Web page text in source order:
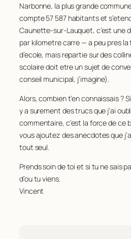
Narbonne, la plus grande
compte 57 587 habitants et
Caunette-sur-Lauquet, c’est une
par kilometre carre — a peu pres la
d’ecole, mais repartie sur des
scolaire doit etre un sujet de
conseil municipal, j’imagine).
Alors, combien t’en connaissais ?
y a surement des trucs que j’ai
commentaire, c’est la force de ce
vous ajoutez des anecdotes que
tout seul.
Prends soin de toi et si tu ne sais
d’ou tu viens.
Vincent